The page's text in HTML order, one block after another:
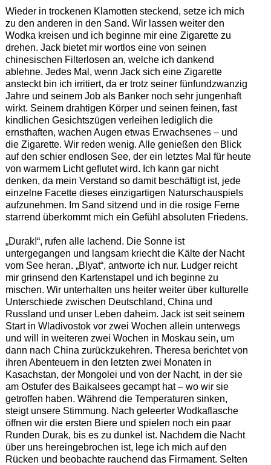
Wieder in trockenen Klamotten steckend, setze ich mich
zu den anderen in den Sand. Wir lassen weiter den
Wodka kreisen und ich beginne mir eine Zigarette zu
drehen. Jack bietet mir wortlos eine von seinen
chinesischen Filterlosen an, welche ich dankend
ablehne. Jedes Mal, wenn Jack sich eine Zigarette
ansteckt bin ich irritiert, da er trotz seiner fünfundzwanzig
Jahre und seinem Job als Banker noch sehr jungenhaft
wirkt. Seinem drahtigen Körper und seinen feinen, fast
kindlichen Gesichtszügen verleihen lediglich die
ernsthaften, wachen Augen etwas Erwachsenes – und
die Zigarette. Wir reden wenig. Alle genießen den Blick
auf den schier endlosen See, der ein letztes Mal für heute
von warmem Licht geflutet wird. Ich kann gar nicht
denken, da mein Verstand so damit beschäftigt ist, jede
einzelne Facette dieses einzigartigen Naturschauspiels
aufzunehmen. Im Sand sitzend und in die rosige Ferne
starrend überkommt mich ein Gefühl absoluten Friedens.
„Durak!“, rufen alle lachend. Die Sonne ist
untergegangen und langsam kriecht die Kälte der Nacht
vom See heran. „Blyat“, antworte ich nur. Ludger reicht
mir grinsend den Kartenstapel und ich beginne zu
mischen. Wir unterhalten uns heiter weiter über kulturelle
Unterschiede zwischen Deutschland, China und
Russland und unser Leben daheim. Jack ist seit seinem
Start in Wladivostok vor zwei Wochen allein unterwegs
und will in weiteren zwei Wochen in Moskau sein, um
dann nach China zurückzukehren. Theresa berichtet von
ihren Abenteuern in den letzten zwei Monaten in
Kasachstan, der Mongolei und von der Nacht, in der sie
am Ostufer des Baikalsees gecampt hat – wo wir sie
getroffen haben. Während die Temperaturen sinken,
steigt unsere Stimmung. Nach geleerter Wodkaflasche
öffnen wir die ersten Biere und spielen noch ein paar
Runden Durak, bis es zu dunkel ist. Nachdem die Nacht
über uns hereingebrochen ist, lege ich mich auf den
Rücken und beobachte rauchend das Firmament. Selten